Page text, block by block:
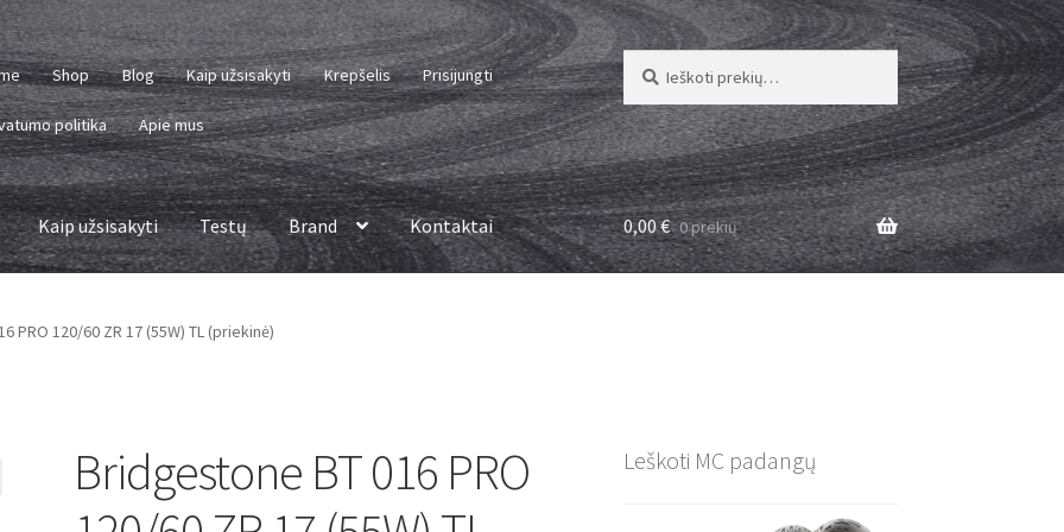
Shop Blog Kaip užsisakyti Krepšelis Prisijungti
politika Apie mus
Ieškoti:
Ieškoti
Kaip užsisakyti Testų Brand Kontaktai 0,00€ 0 prekių
PRO 120/60 ZR 17 (55W) TL (priekinė)
Bridgestone BT 016 PRO
Leškoti MC padangų